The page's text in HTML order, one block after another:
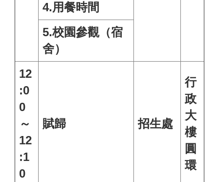
4.用餐時間
5.校園參觀（宿
舍）
12
:0
0
～
12
:1
0
賦歸 招生處
行
政
大
樓
圓
環